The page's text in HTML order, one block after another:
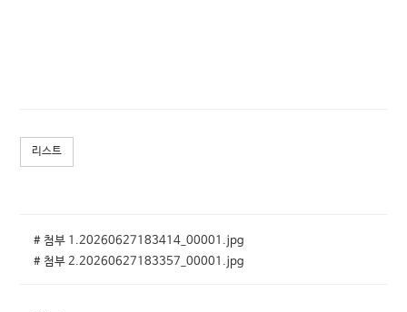
리스트
# 첨부 1.20260627183414_00001.jpg
# 첨부 2.20260627183357_00001.jpg